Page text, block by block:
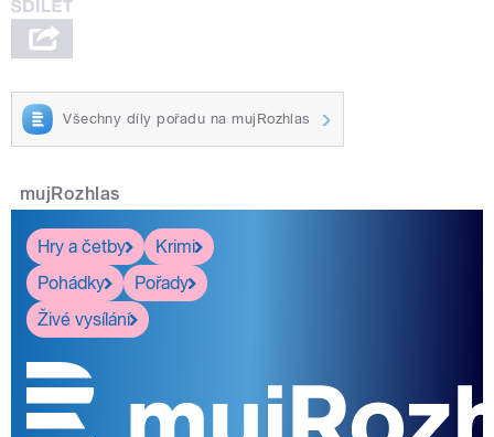
Všechny díly pořadu na mujRozhlas
mujRozhlas
Hry a četby
Krimi
Pohádky
Pořady
Živé vysílání